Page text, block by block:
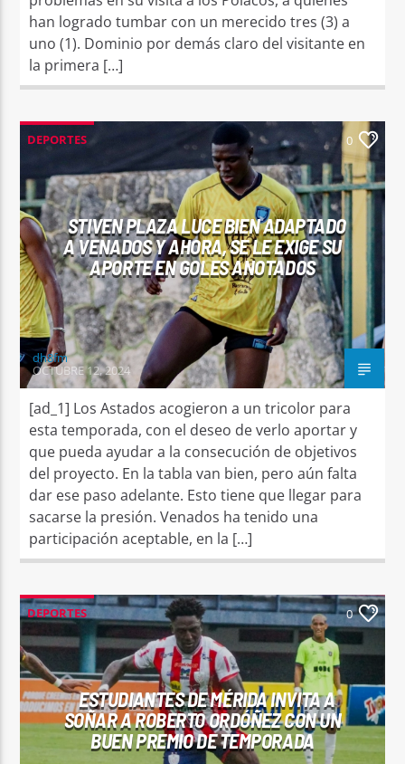
han logrado tumbar con un merecido tres (3) a
uno (1). Dominio por demás claro del visitante en
la primera […]
DEPORTES 0
STIVEN PLAZA LUCE BIEN ADAPTADO
A VENADOS Y AHORA, SE LE EXIGE SU
APORTE EN GOLES ANOTADOS
dh8fm
OCTUBRE 12, 2024
[ad_1] Los Astados acogieron a un tricolor para
esta temporada, con el deseo de verlo aportar y
que pueda ayudar a la consecución de objetivos
del proyecto. En la tabla van bien, pero aún falta
dar ese paso adelante. Esto tiene que llegar para
sacarse la presión. Venados ha tenido una
participación aceptable, en la […]
DEPORTES 0
ESTUDIANTES DE MÉRIDA INVITA A
SOÑAR A ROBERTO ORDÓÑEZ CON UN
BUEN PREMIO DE TEMPORADA